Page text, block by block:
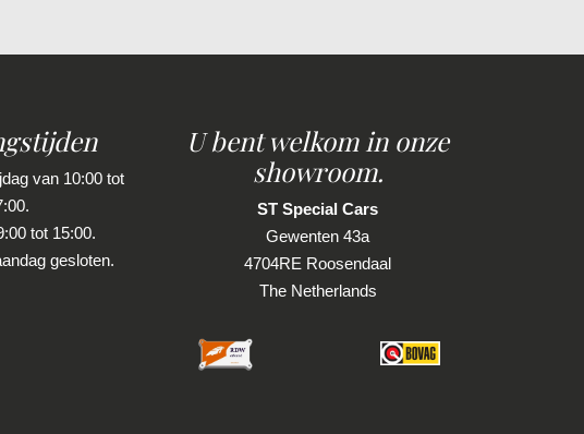
zelf de zaken welke voor jouw belangrijk zijn en je
van 10:00 tot
tot 15:00.
gesloten.
U bent welkom in onze
showroom.
ST Special Cars
Gewenten 43a
4704RE Roosendaal
The Netherlands